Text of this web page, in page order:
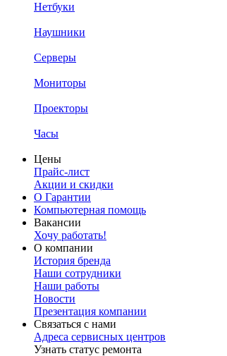
Нетбуки
Наушники
Серверы
Мониторы
Проекторы
Часы
Цены
Прайс-лист
Акции и скидки
О Гарантии
Компьютерная помощь
Вакансии
Хочу работать!
О компании
История бренда
Наши сотрудники
Наши работы
Новости
Презентация компании
Связаться с нами
Адреса сервисных центров
Узнать статус ремонта